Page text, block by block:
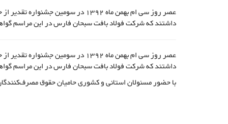
داشتند که شرکت فولاد بافت سبحان فارس در این مراسم
داشتند که شرکت فولاد بافت سبحان فارس در این مراسم
با حضور مسئولان استانی و کشوری حامیان حقوق